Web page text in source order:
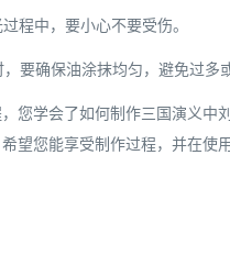
程中，要小心不要受伤。
要确保油涂抹均匀，避免过多
您学会了如何制作三国演义中
望您能享受制作过程，并在使